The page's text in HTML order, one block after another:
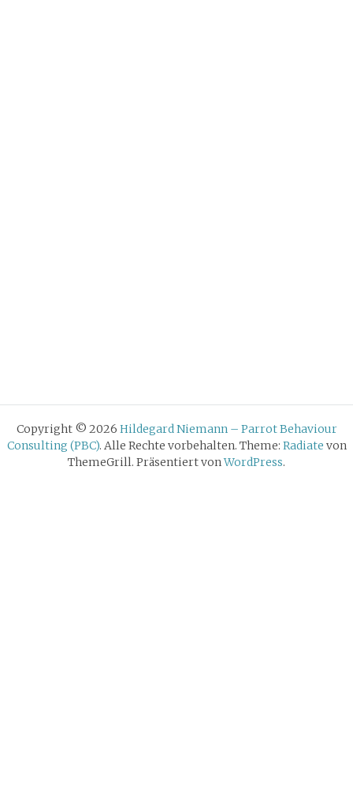
Copyright © 2026 Hildegard Niemann – Parrot Behaviour
Consulting (PBC). Alle Rechte vorbehalten. Theme: Radiate von
ThemeGrill. Präsentiert vonWordPress.